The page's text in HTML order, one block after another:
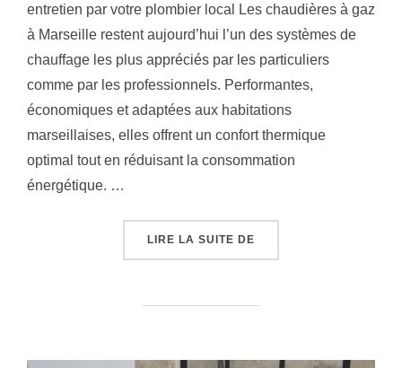
entretien par votre plombier local Les chaudières à gaz
à Marseille restent aujourd’hui l’un des systèmes de
chauffage les plus appréciés par les particuliers
comme par les professionnels. Performantes,
économiques et adaptées aux habitations
marseillaises, elles offrent un confort thermique
optimal tout en réduisant la consommation
énergétique. …
LIRE LA SUITE DE